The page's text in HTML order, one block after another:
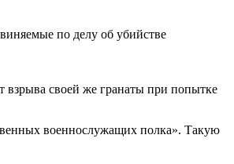
по делу об убийстве
своей же гранаты при попытке
военнослужащих полка». Такую